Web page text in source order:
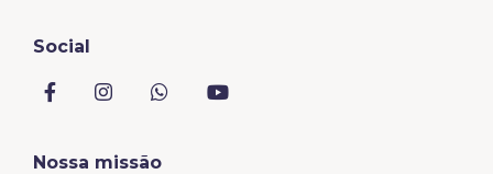
Social
Nossa missão